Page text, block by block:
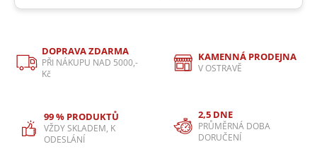
DOPRAVA ZDARMA
PŘI NÁKUPU NAD 5000,-
Kč
KAMENNÁ PRODEJNA
V OSTRAVĚ
99 % PRODUKTŮ
VŽDY SKLADEM, K
ODESLÁNÍ
2,5 DNE
PRŮMĚRNÁ DOBA
DORUČENÍ